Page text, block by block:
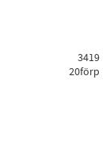
3419
20förp